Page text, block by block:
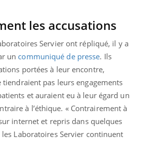
les accusations
Servier ont répliqué, il y a
un communiqué de presse. Ils
portées à leur encontre,
tiendraient pas leurs engagements
et auraient eu à leur égard un
à l’éthique. « Contrairement à
internet et repris dans quelques
Laboratoires Servier continuent